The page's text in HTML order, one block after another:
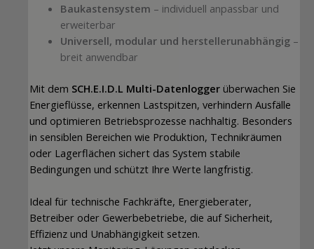
Baukastensystem – individuell anpassbar und
erweiterbar
Universell, modular und herstellerunabhängig–
breit anwendbar
Mit dem SCH.E.I.D.L Multi-Datenloggerüberwachen Sie
Energieflüsse, erkennen Lastspitzen, verhindern Ausfälle
und optimieren Betriebsprozesse nachhaltig. Besonders
in sensiblen Bereichen wie Produktion, Technikräumen
oder Lagerflächen sichert das System stabile
Bedingungen und schützt Ihre Werte langfristig.
Ideal für technische Fachkräfte, Energieberater,
Betreiber oder Gewerbebetriebe, die auf Sicherheit,
Effizienz und Unabhängigkeit setzen.